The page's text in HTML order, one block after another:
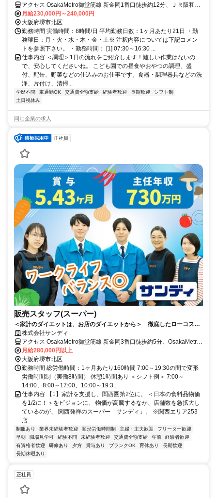
アクセス OsakaMetro御堂筋線 新金岡1番口徒歩約12分、ＪＲ阪和線
堺市（ＪＲ）徒歩約16分、OsakaMetro御堂筋線 北花田4番口徒歩約
18分
月給230,000円～240,000円
大阪府堺市北区
勤務時間 実働時間：8時間/日 平均勤務日数：1ヶ月あたり21日 ・勤
務曜日：月・火・水・木・金・土※ 注釈内容については下記コメン
トを参照下さい。 ・勤務時間： [1] 07:30～16:30 ...
仕事内容 ＜調理＞1日の流れをご紹介します！難しい作業はないの
で、安心してくださいね。 こども園での昼食やおやつの調理、盛
付、配缶、野菜などの仕込みのお仕事です。食器・調理器具などの洗
浄、片付け、清掃...
学歴不問 車通勤OK 交通費全額支給 経験者歓迎 長期歓迎
シフト制
土日祝休み
同じ企業の求人
正社員
販売スタッフ(スーパー)
＜家計のダイエットは、お店のダイエットから＞ 徹底したローコスト
オペレーションで、余分なムダをカット。家計費のダイエットをサポー
トする価格で、圧倒的な支持を獲得！ 流通業界にイノベーションを起
こす一員に。＜社員へは手厚い投資を継続＞主任職の【年収730万円】
は業界トップクラス。未経験者も28万円以上。【賞与5.43ヶ月】。海外
研修や早期の昇進・昇格あり。営業は19:30までで、【残業ほぼなし】
と労働時間のダイエットも積極推進中！
株式会社サンディ
アクセス OsakaMetro御堂筋線 新金岡3番口徒歩約5分、OsakaMetro
御堂筋線 なかもず2番口徒歩約17分、南海高野線 中百舌鳥北出口徒
歩約19分 ※公共交通機関を利用した1時間半以内のエリア上記勤務地
以外での勤務の可能性あり。詳しくは面接にて。
月給280,000円以上
大阪府堺市北区
勤務時間 総労働時間：1ヶ月あたり160時間 7:00～19:30の間で変形
労働時間制（実働8時間） 休憩1時間あり ＜シフト例＞ 7:00～
14:00、8:00～17:00、10:00～19:3...
仕事内容 【1】家計を支援し、関西圏第2位に。 ＜日本の食料品物価
を1/2に！＞をビジョンに、 物価が高騰するなか、店舗数を急拡大し
ているのが、 関西発祥のスーパー「サンディ」。 ※関西エリア253
店...
制服あり 業界未経験者歓迎 変形労働時間制 主婦・主夫歓迎
フリーター歓迎
早朝
職場見学可 経験不問 未経験者歓迎 交通費全額支給 午前
経験者歓迎
有資格者歓迎
研修あり 夕方 賞与あり ブランクOK 育休あり
長期歓迎
長期休暇あり
正社員